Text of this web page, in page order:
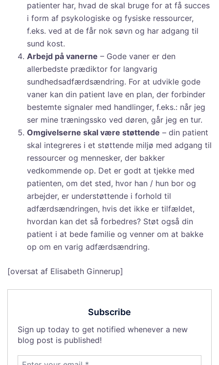
patienter har, hvad de skal bruge for at få succes
i form af psykologiske og fysiske ressourcer,
f.eks. ved at de får nok søvn og har adgang til
sund kost.
Arbejd på vanerne – Gode vaner er den
allerbedste prædiktor for langvarig
sundhedsadfærdsændring. For at udvikle gode
vaner kan din patient lave en plan, der forbinder
bestemte signaler med handlinger, f.eks.: når jeg
ser mine træningssko ved døren, går jeg en tur.
Omgivelserne skal være støttende – din patient
skal integreres i et støttende miljø med adgang til
ressourcer og mennesker, der bakker
vedkommende op. Det er godt at tjekke med
patienten, om det sted, hvor han / hun bor og
arbejder, er understøttende i forhold til
adfærdsændringen, hvis det ikke er tilfældet,
hvordan kan det så forbedres? Støt også din
patient i at bede familie og venner om at bakke
op om en varig adfærdsændring.
[oversat af Elisabeth Ginnerup]
Subscribe
Sign up today to get notified whenever a new
blog post is published!